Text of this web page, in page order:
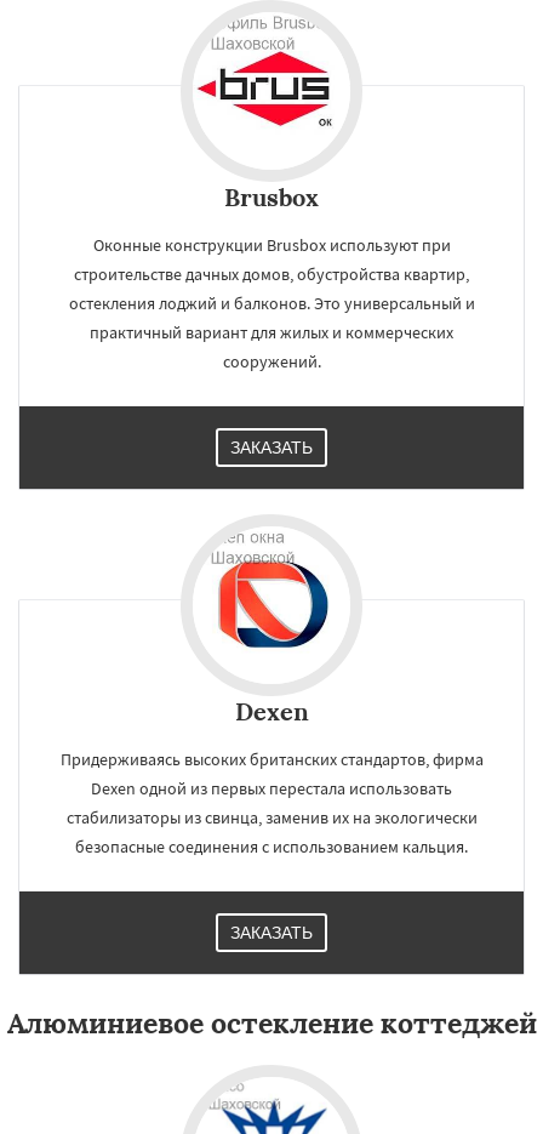
Brusbox
Оконные конструкции Brusbox используют при
строительстве дачных домов, обустройства квартир,
остекления лоджий и балконов. Это универсальный и
практичный вариант для жилых и коммерческих
сооружений.
ЗАКАЗАТЬ
Dexen
Придерживаясь высоких британских стандартов, фирма
Dexen одной из первых перестала использовать
стабилизаторы из свинца, заменив их на экологически
безопасные соединения с использованием кальция.
ЗАКАЗАТЬ
Алюминиевое остекление коттеджей